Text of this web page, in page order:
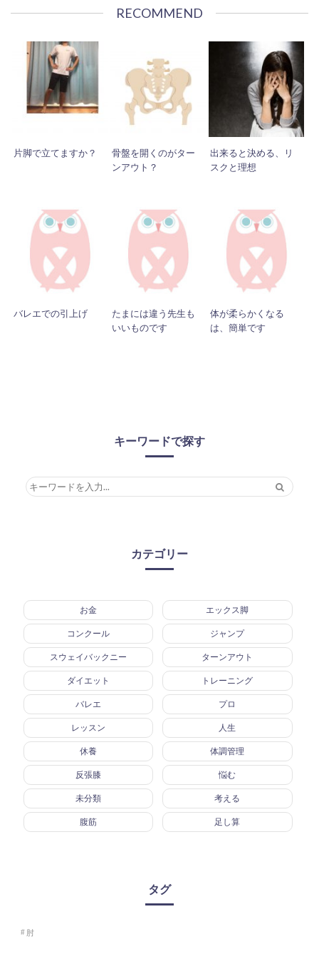
RECOMMEND
片脚で立てますか？
骨盤を開くのがター
ンアウト？
出来ると決める、リ
スクと理想
バレエでの引上げ
たまには違う先生も
いいものです
体が柔らかくなる
は、簡単です
キーワードで探す
カテゴリー
お金 エックス脚
コンクール ジャンプ
スウェイバックニー ターンアウト
ダイエット トレーニング
バレエ プロ
レッスン 人生
休養 体調管理
反張膝 悩む
未分類 考える
腹筋 足し算
タグ
肘